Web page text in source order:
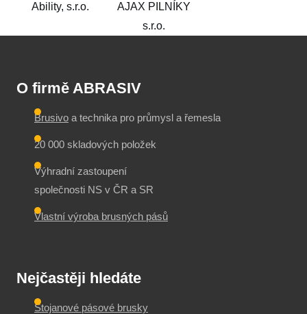
Ability, s.r.o.
AJAX PILNÍKY
s.r.o.
O firmě ABRASIV
Brusivo a technika pro průmysl a řemesla
20 000 skladových položek
Výhradní zastoupení
společnosti NS v ČR a SR
Vlastní výroba brusných pásů
Nejčastěji hledáte
Stojanové pásové brusky